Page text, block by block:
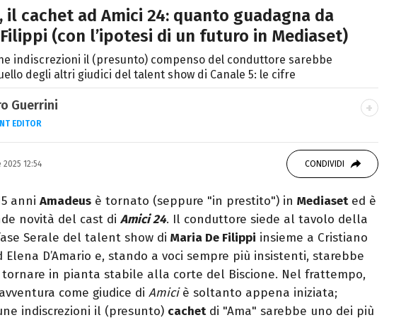
il cachet ad Amici 24: quanto guadagna da
(con l’ipotesi di un futuro in Mediaset)
indiscrezioni il (presunto) compenso del conduttore sarebbe
degli altri giudici del talent show di Canale 5: le cifre
Guerrini
EDITOR
in Lettere, smania di viaggi e passione per i cartoni (della pizza
Pixar).
2025 12:54 CONDIVIDI
anni Amadeus è tornato (seppure "in prestito") in Mediaseted è
novità del cast di Amici 24. Il conduttore siede al tavolo della
Serale del talent show di Maria De Filippi insieme a Cristiano
Elena D’Amario e, stando a voci sempre più insistenti, starebbe
tornare in pianta stabile alla corte del Biscione. Nel frattempo,
come giudice di Amiciè soltanto appena iniziata;
indiscrezioni il (presunto) cachetdi "Ama" sarebbe uno dei più